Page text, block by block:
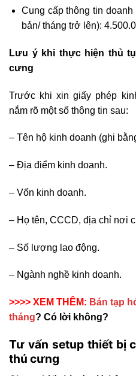
Cung cấp thông tin
bản/ tháng trở lên):
Lưu ý khi thực hiện thủ
cưng
Trước khi xin giấy phép
nắm rõ một số thông tin sau:
– Tên hộ kinh doanh (ghi
– Địa điểm kinh doanh.
– Vốn kinh doanh.
– Họ tên, CCCD, địa chỉ nơi
– Số lượng lao động.
– Ngành nghề kinh doanh.
>>>> XEM THÊM: Bán tạp
tháng? Có lời không?
Tư vấn setup thiết bị
thú cưng